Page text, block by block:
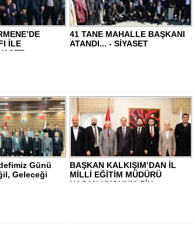
İLE
41 TANE MAHALLE BAŞKANI
ATANDI... - SİYASET
Günü
Geleceği
BAŞKAN KALKIŞIM’DAN İL
MİLLİ EĞİTİM MÜDÜRÜ
HASAN UYGUN’A ZİY..